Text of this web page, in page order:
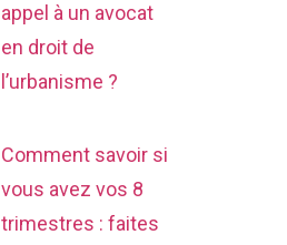
appel à un avocat
en droit de
l’urbanisme ?
Comment savoir si
vous avez vos 8
trimestres : faites